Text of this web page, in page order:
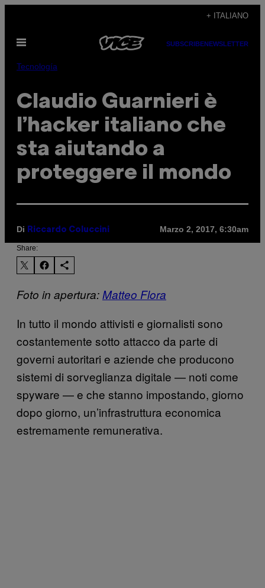
contenuto
+ ITALIANO
Apri
SUBSCRIBENEWSLETTER
Tecnología
Claudio Guarnieri è
l’hacker italiano che
sta aiutando a
proteggere il mondo
Di Riccardo Coluccini Marzo 2, 2017, 6:30am
Share:
Foto in apertura:Matteo Flora
In tutto il mondo attivisti e giornalisti sono
costantemente sotto attacco da parte di
governi autoritari e aziende che producono
sistemi di sorveglianza digitale — noti come
spyware — e che stanno impostando, giorno
dopo giorno, un’infrastruttura economica
estremamente remunerativa.